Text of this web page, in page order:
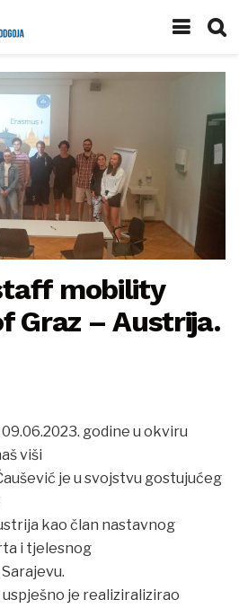
mobility
Graz – Austrija.
godine u okviru
viši
je u svojstvu gostujućeg
kao član nastavnog
i tjelesnog
je realiziralizirao